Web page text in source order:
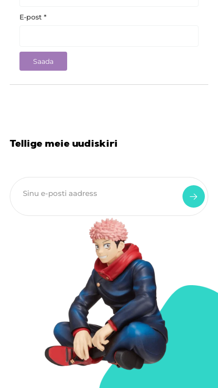
E-post *
Tellige meie uudiskiri